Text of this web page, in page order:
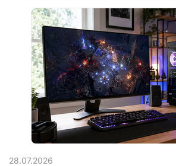
Assassin's Creed Black Flag Resynced
частину: перероблені текстури,
реалістична вода та «живіший»
перенесена на просунутий рушій Anvil
ілюмінування та трасування променів.
28.07.2026